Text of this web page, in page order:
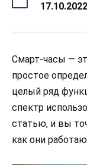
17.10.2022
Смарт-часы —
простое
целый ряд
спектр
статью, и вы
как они